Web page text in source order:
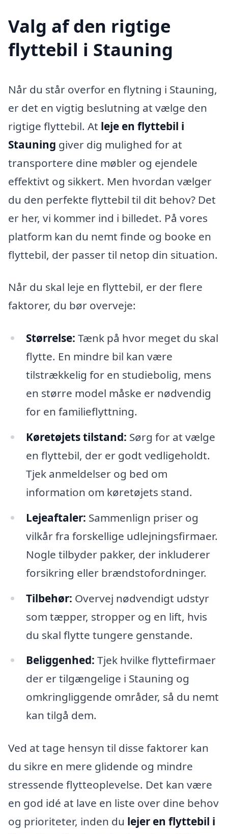
Valg af den rigtige
flyttebil i Stauning
Når du står overfor en flytning i Stauning,
er det en vigtig beslutning at vælge den
rigtige flyttebil. At leje en flyttebil i
Stauning giver dig mulighed for at
transportere dine møbler og ejendele
effektivt og sikkert. Men hvordan vælger
du den perfekte flyttebil til dit behov? Det
er her, vi kommer ind i billedet. På vores
platform kan du nemt finde og booke en
flyttebil, der passer til netop din situation.
Når du skal leje en flyttebil, er der flere
faktorer, du bør overveje:
Størrelse: Tænk på hvor meget du skal
flytte. En mindre bil kan være
tilstrækkelig for en studiebolig, mens
en større model måske er nødvendig
for en familieflyttning.
Køretøjets tilstand: Sørg for at vælge
en flyttebil, der er godt vedligeholdt.
Tjek anmeldelser og bed om
information om køretøjets stand.
Lejeaftaler: Sammenlign priser og
vilkår fra forskellige udlejningsfirmaer.
Nogle tilbyder pakker, der inkluderer
forsikring eller brændstofordninger.
Tilbehør: Overvej nødvendigt udstyr
som tæpper, stropper og en lift, hvis
du skal flytte tungere genstande.
Beliggenhed: Tjek hvilke flyttefirmaer
der er tilgængelige i Stauning og
omkringliggende områder, så du nemt
kan tilgå dem.
Ved at tage hensyn til disse faktorer kan
du sikre en mere glidende og mindre
stressende flytteoplevelse. Det kan være
en god idé at lave en liste over dine behov
og prioriteter, inden du lejer en flyttebil i